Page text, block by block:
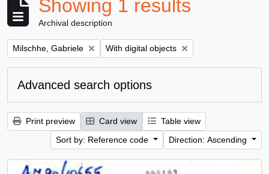
Showing 1 results
Archival description
Remove filter:
Milschhe, Gabriele Remove filter:
With digital objects
Advanced search options
Print preview Card view
Table view
Sort by: Reference code
Direction: Ascending